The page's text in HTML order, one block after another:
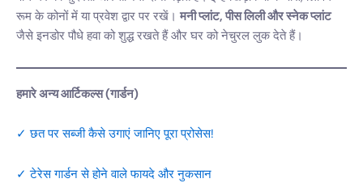
रूम के कोनों में या प्रवेश द्वार पर रखें। मनी प्लांट, पीस लिली और स्नेक प्लांट
जैसे इनडोर पौधे हवा को शुद्ध रखते हैं और घर को नेचुरल लुक देते हैं।
हमारे अन्य आर्टिकल्स (गार्डन)
✓ छत पर सब्जी कैसे उगाएं जानिए पूरा प्रोसेस!
✓ टेरेस गार्डन से होने वाले फायदे और नुकसान